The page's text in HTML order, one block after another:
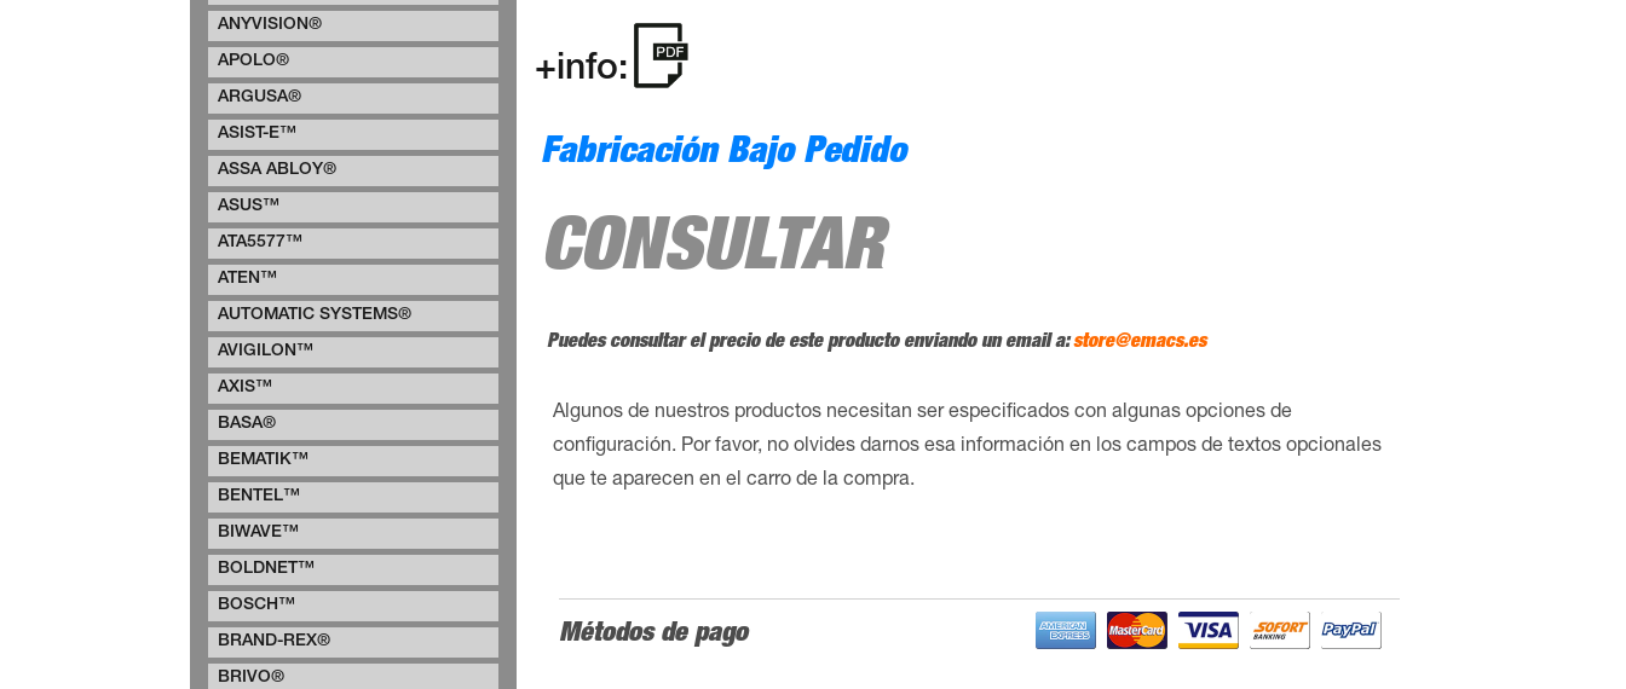
ANYVISION®
APOLO®
ARGUSA®
ASIST-E™
ASSA ABLOY®
ASUS™
ATA5577™
ATEN™
AUTOMATIC SYSTEMS®
AVIGILON™
AXIS™
BASA®
BEMATIK™
BENTEL™
BIWAVE™
BOLDNET™
BOSCH™
BRAND-REX®
BRIVO®
+info:
Fabricación Bajo Pedido
CONSULTAR
Puedes consultar el precio de este producto enviando un email a:store@emacs.es
Algunos de nuestros productos necesitan ser especificados con algunas opciones de
configuración. Por favor, no olvides darnos esa información en los campos de textos opcionales
que te aparecen en el carro de la compra.
Métodos de pago